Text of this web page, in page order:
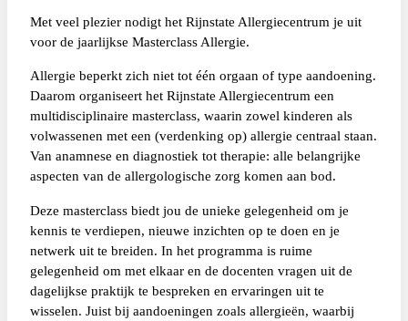
Met veel plezier nodigt het Rijnstate Allergiecentrum je uit
voor de jaarlijkse Masterclass Allergie.
Allergie beperkt zich niet tot één orgaan of type aandoening.
Daarom organiseert het Rijnstate Allergiecentrum een
multidisciplinaire masterclass, waarin zowel kinderen als
volwassenen met een (verdenking op) allergie centraal staan.
Van anamnese en diagnostiek tot therapie: alle belangrijke
aspecten van de allergologische zorg komen aan bod.
Deze masterclass biedt jou de unieke gelegenheid om je
kennis te verdiepen, nieuwe inzichten op te doen en je
netwerk uit te breiden. In het programma is ruime
gelegenheid om met elkaar en de docenten vragen uit de
dagelijkse praktijk te bespreken en ervaringen uit te
wisselen. Juist bij aandoeningen zoals allergieën, waarbij